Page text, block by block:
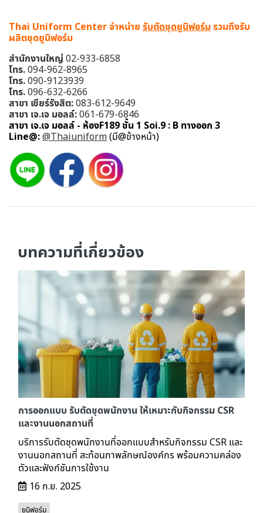
Thai Uniform Center จำหน่าย รับตัดชุดยูนิฟอร์มรวมถึงรับ
ผลิตชุดยูนิฟอร์ม
สำนักงานใหญ่ 02-933-6858
โทร.094-962-8965
โทร.090-9123939
โทร.096-632-6266
สาขา เซียร์รังสิต:083-612-9649
สาขา เจ.เจ มอลล์:061-679-6846
สาขา เจ.เจ มอลล์ - ห้องF189 ชั้น 1 Soi.9 : B ทางออก 3
Line@:@Thaiuniform(มี@ข้างหน้า)
บทความที่เกี่ยวข้อง
การออกแบบ รับตัดชุดพนักงาน ให้เหมาะกับกิจกรรม CSR
และงานนอกสถานที่
บริการรับตัดชุดพนักงานที่ออกแบบสำหรับกิจกรรม CSR และ
งานนอกสถานที่ สะท้อนภาพลักษณ์องค์กร พร้อมความคล่อง
ตัวและฟังก์ชันการใช้งาน
16 ก.ย. 2025
ยูนิฟอร์ม